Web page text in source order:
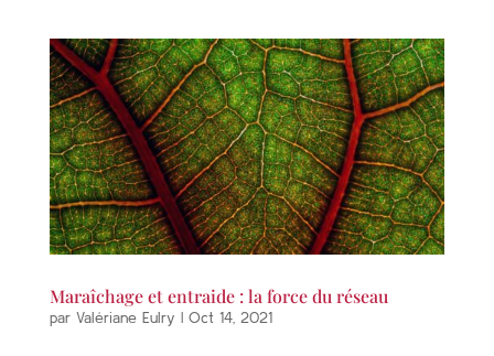
Maraîchage et entraide : la force du réseau
par Valériane Eulry | Oct 14, 2021